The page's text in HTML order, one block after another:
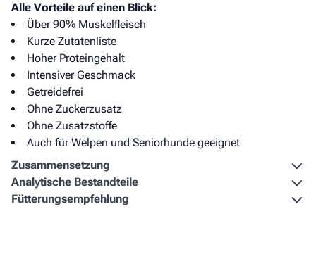
Alle Vorteile auf einen Blick:
Über 90% Muskelfleisch
Kurze Zutatenliste
Hoher Proteingehalt
Intensiver Geschmack
Getreidefrei
Ohne Zuckerzusatz
Ohne Zusatzstoffe
Auch für Welpen und Seniorhunde geeignet
Zusammen­setzung
Analytische Bestandteile
Fütterungs­empfehlung